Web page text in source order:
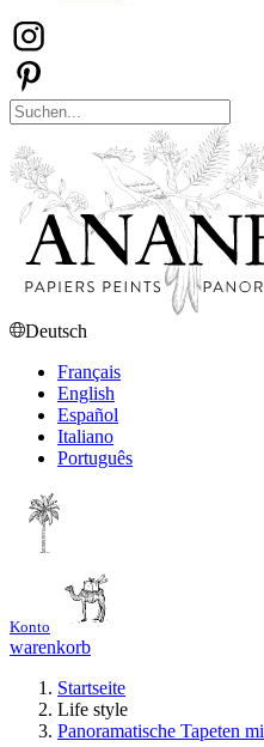
Deutsch
Français
English
Español
Italiano
Português
Konto
warenkorb
Startseite
Life style
Panoramatische Tapeten